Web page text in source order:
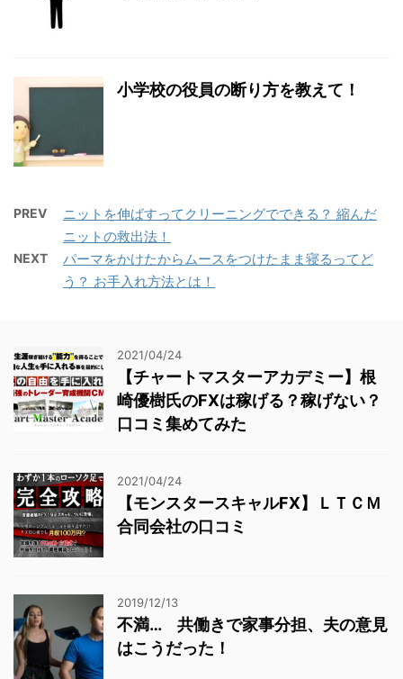
小学校の役員の断り方を教えて！
PREV
ニットを伸ばすってクリーニングでできる？ 縮んだ
ニットの救出法！
NEXT
パーマをかけたからムースをつけたまま寝るってど
う？ お手入れ方法とは！
2021/04/24
【チャートマスターアカデミー】根
崎優樹氏のFXは稼げる？稼げない？
口コミ集めてみた
2021/04/24
【モンスタースキャルFX】ＬＴＣＭ
合同会社の口コミ
2019/12/13
不満… 共働きで家事分担、夫の意見
はこうだった！